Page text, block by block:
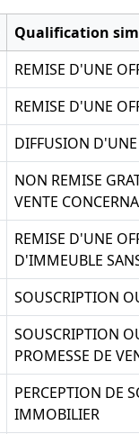
Qualification
REMISE D'UNE
REMISE D'UNE
DIFFUSION
NON REMISE
VENTE
REMISE D'UNE
D'IMMEUBLE
SOUSCRIPTION
SOUSCRIPTION
PROMESSE DE
PERCEPTION DE
IMMOBILIER